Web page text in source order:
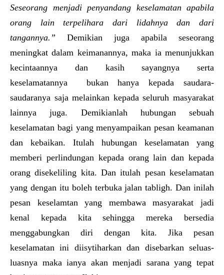
Seseorang menjadi penyandang keselamatan apabila
orang lain terpelihara dari lidahnya dan dari
tangannya.” Demikian juga apabila seseorang
meningkat dalam keimanannya, maka ia menunjukkan
kecintaannya dan kasih sayangnya serta
keselamatannya bukan hanya kepada saudara-
saudaranya saja melainkan kepada seluruh masyarakat
lainnya juga. Demikianlah hubungan sebuah
keselamatan bagi yang menyampaikan pesan keamanan
dan kebaikan. Itulah hubungan keselamatan yang
memberi perlindungan kepada orang lain dan kepada
orang disekeliling kita. Dan itulah pesan keselamatan
yang dengan itu boleh terbuka jalan tabligh. Dan inilah
pesan keselamtan yang membawa masyarakat jadi
kenal kepada kita sehingga mereka bersedia
menggabungkan diri dengan kita. Jika pesan
keselamatan ini diisytiharkan dan disebarkan seluas-
luasnya maka ianya akan menjadi sarana yang tepat